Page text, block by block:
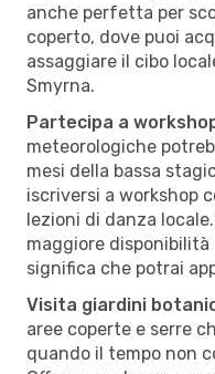
anche perfetta per
coperto, dove puoi
assaggiare il cibo
Smyrna.
Partecipa a
meteorologiche
mesi della bassa
iscriversi a workshop
lezioni di danza
maggiore
significa che potrai
Visita giardini
aree coperte e serre
quando il tempo non